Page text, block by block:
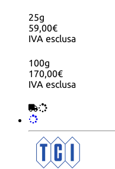
25g
59,00€
IVA esclusa
100g
170,00€
IVA esclusa